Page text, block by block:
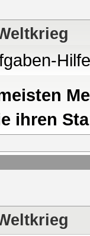
ihren